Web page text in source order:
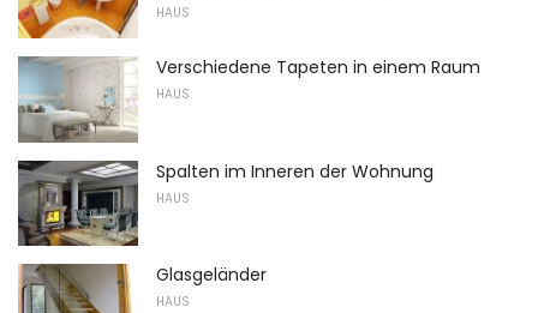
HAUS
Verschiedene Tapeten in einem Raum
HAUS
Spalten im Inneren der Wohnung
HAUS
Glasgeländer
HAUS